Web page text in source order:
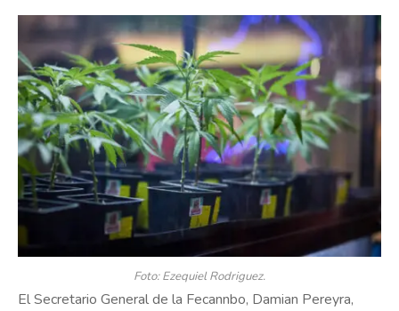
Foto: Ezequiel Rodriguez.
El Secretario General de la Fecannbo, Damian Pereyra,